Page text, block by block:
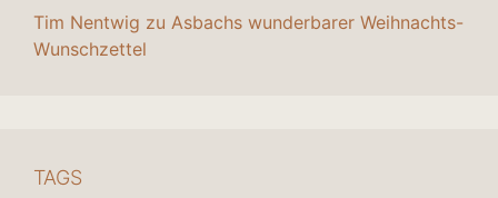
Tim Nentwig zu Asbachs wunderbarer Weihnachts-
Wunschzettel
TAGS